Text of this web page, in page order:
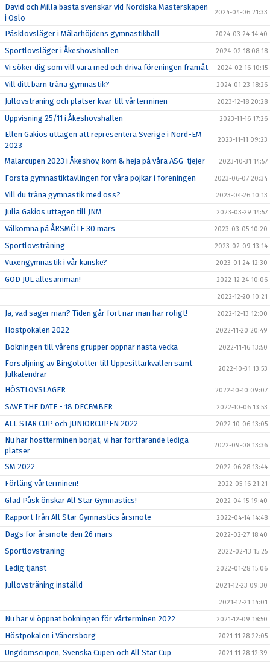
David och Milla bästa svenskar vid Nordiska Mästerskapen
i Oslo
2024-04-06 21:33
Påsklovsläger i Mälarhöjdens gymnastikhall 2024-03-24 14:40
Sportlovsläger i Åkeshovshallen 2024-02-18 08:18
Vi söker dig som vill vara med och driva föreningen framåt 2024-02-16 10:15
Vill ditt barn träna gymnastik? 2024-01-23 18:26
Jullovsträning och platser kvar till vårterminen 2023-12-18 20:28
Uppvisning 25/11 i Åkeshovshallen 2023-11-16 17:26
Ellen Gakios uttagen att representera Sverige i Nord-EM
2023
2023-11-11 09:23
Mälarcupen 2023 i Åkeshov, kom & heja på våra ASG-tjejer 2023-10-31 14:57
Första gymnastiktävlingen för våra pojkar i föreningen 2023-06-07 20:34
Vill du träna gymnastik med oss? 2023-04-26 10:13
Julia Gakios uttagen till JNM 2023-03-29 14:57
Välkomna på ÅRSMÖTE 30 mars 2023-03-05 10:20
Sportlovsträning 2023-02-09 13:14
Vuxengymnastik i vår kanske? 2023-01-24 12:30
GOD JUL allesamman! 2022-12-24 10:06
2022-12-20 10:21
Ja, vad säger man? Tiden går fort när man har roligt! 2022-12-13 12:00
Höstpokalen 2022 2022-11-20 20:49
Bokningen till vårens grupper öppnar nästa vecka 2022-11-16 13:50
Försäljning av Bingolotter till Uppesittarkvällen samt
Julkalendrar
2022-10-31 13:53
HÖSTLOVSLÄGER 2022-10-10 09:07
SAVE THE DATE - 18 DECEMBER 2022-10-06 13:53
ALL STAR CUP och JUNIORCUPEN 2022 2022-10-06 13:05
Nu har höstterminen börjat, vi har fortfarande lediga
platser
2022-09-08 13:36
SM 2022 2022-06-28 13:44
Förläng vårterminen! 2022-05-16 21:21
Glad Påsk önskar All Star Gymnastics! 2022-04-15 19:40
Rapport från All Star Gymnastics årsmöte 2022-04-14 14:48
Dags för årsmöte den 26 mars 2022-02-27 18:40
Sportlovsträning 2022-02-13 15:25
Ledig tjänst 2022-01-28 15:06
Jullovsträning inställd 2021-12-23 09:30
2021-12-21 14:01
Nu har vi öppnat bokningen för vårterminen 2022 2021-12-09 18:50
Höstpokalen i Vänersborg 2021-11-28 22:05
Ungdomscupen, Svenska Cupen och All Star Cup 2021-11-28 12:39